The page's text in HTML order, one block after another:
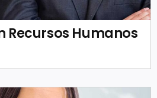
Recursos Humanos